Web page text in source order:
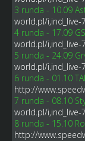
3 runda - 10.09
world.pl/i,ind_live-
4 runda - 17.09
world.pl/i,ind_live-
5 runda - 24.09
world.pl/i,ind_live-
6 runda - 01.10
http://
7 runda - 08.10
world.pl/i,ind_live-
8 runda - 15.10
http://